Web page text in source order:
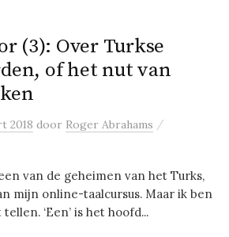
(3): Over Turkse
of het nut van
2018 door Roger Abrahams /
van de geheimen van het Turks,
mijn online-taalcursus. Maar ik ben
‘Een’ is het hoofd...